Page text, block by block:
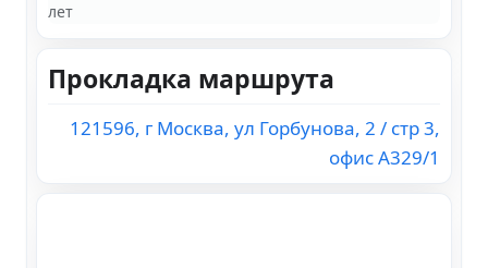
лет
Прокладка маршрута
121596, г Москва, ул Горбунова, 2 / стр 3,
офис А329/1